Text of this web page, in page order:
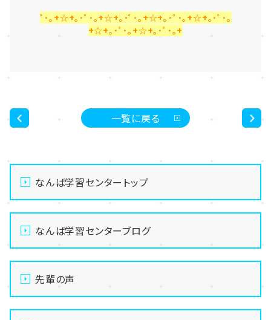
ﾟ･｡+☆+｡･ﾟ･｡+☆+｡･ﾟ･｡+☆+｡･ﾟ･｡+☆+｡･ﾟ･｡
+☆+｡･ﾟ･｡+☆+｡･ﾟ･｡+
一覧に戻る
なんば学習センタートップ
なんば学習センターブログ
先輩の声